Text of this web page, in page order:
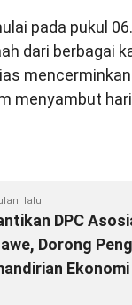
pada pukul
dari berbagai
menyambut
lalu
DPC
Dorong
Ekonomi